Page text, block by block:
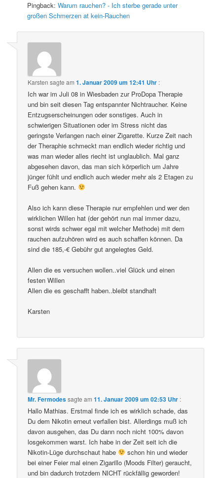
Pingback:Warum rauchen? - Ich sterbe gerade unter
großen Schmerzen at kein-Rauchen
Karsten sagte am1. Januar 2009 um 12:41 Uhr :
Ich war im Juli 08 in Wiesbaden zur ProDopa Therapie
und bin seit diesen Tag entspannter Nichtraucher. Keine
Entzugserscheinungen oder sonstiges. Auch in
schwierigen Situationen oder im Stress nicht das
geringste Verlangen nach einer Zigarette. Kurze Zeit nach
der Theraphie schmeckt man endlich wieder richtig und
was man wieder alles riecht ist unglaublich. Mal ganz
abgesehen davon, das man sich körperlich um Jahre
jünger fühlt und endlich auch wieder mehr als 2 Etagen zu
Fuß gehen kann.
Also ich kann diese Therapie nur empfehlen und wer den
wirklichen Willen hat (der gehört nun mal immer dazu,
sonst wirds schwer egal mit welcher Methode) mit dem
rauchen aufzuhören wird es auch schaffen können. Da
sind die 185,-€ Gebühr gut angelegtes Geld.
Allen die es versuchen wollen..viel Glück und einen
festen Willen
Allen die es geschafft haben..bleibt standhaft
Karsten
Mr. Fermodessagte am11. Januar 2009 um 02:53 Uhr :
Hallo Mathias. Erstmal finde ich es wirklich schade, das
Du dem Nikotin erneut verfallen bist. Allerdings muß ich
davon ausgehen, das Du dann noch nicht 100% davon
losgekommen warst. Ich habe in der Zeit seit ich die
Nikotin-Lüge durchschaut habe
schon hin und wieder
bei einer Feier mal einen Zigarillo (Moods Filter) geraucht,
und bin dadurch trotzdem NICHT rückfällig geworden!